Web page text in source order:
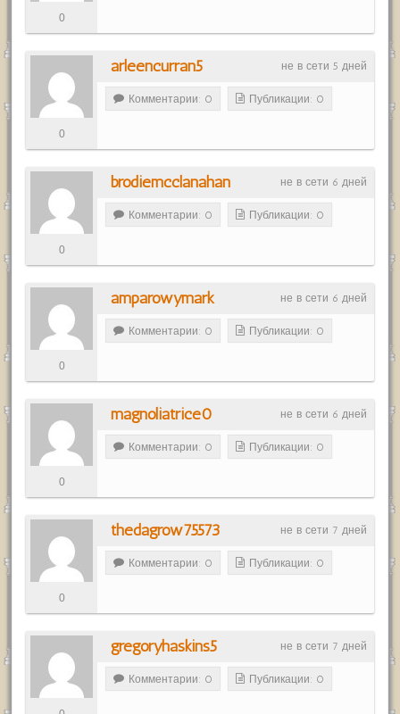
0
не в сети 5 дней
arleencurran5
0
Комментарии: 0 Публикации: 0
не в сети 6 дней
brodiemcclanahan
0
Комментарии: 0 Публикации: 0
не в сети 6 дней
amparowymark
0
Комментарии: 0 Публикации: 0
не в сети 6 дней
magnoliatrice0
0
Комментарии: 0 Публикации: 0
не в сети 7 дней
thedagrow75573
0
Комментарии: 0 Публикации: 0
не в сети 7 дней
gregoryhaskins5
Комментарии: 0 Публикации: 0